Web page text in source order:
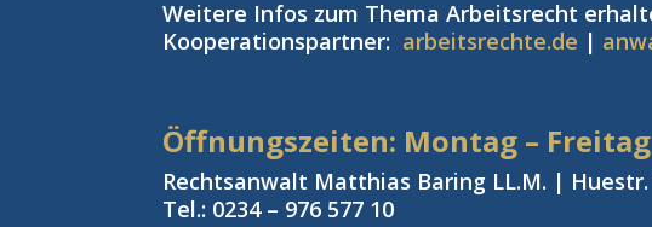
Weitere Infos zum Thema Arbeitsrecht
Kooperationspartner: arbeitsrechte.de |
Öffnungszeiten: Montag – Freitag
Rechtsanwalt Matthias Baring LL.M. |
Tel.: 0234 – 976 577 10